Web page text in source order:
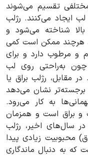
تقسیم می‌شوند
ایجاد می‌کنند. رژلب
شناخته می‌شود و
هرچند ممکن است کمی
و مرطوب دارد و برای
چون به‌راحتی روی لب
مقابل، رژلب براق یا
نشان می‌دهد
به کار می‌رود.
و براق است و همزمان
سال‌های اخیر، رژلب
محبوبیت زیادی پیدا
که به دنبال ماندگاری